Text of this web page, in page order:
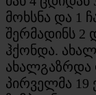
მოხსნა და 1
შერმადინს 2
ჰქონდა.
ახალგაზრდა
პირველმა 19